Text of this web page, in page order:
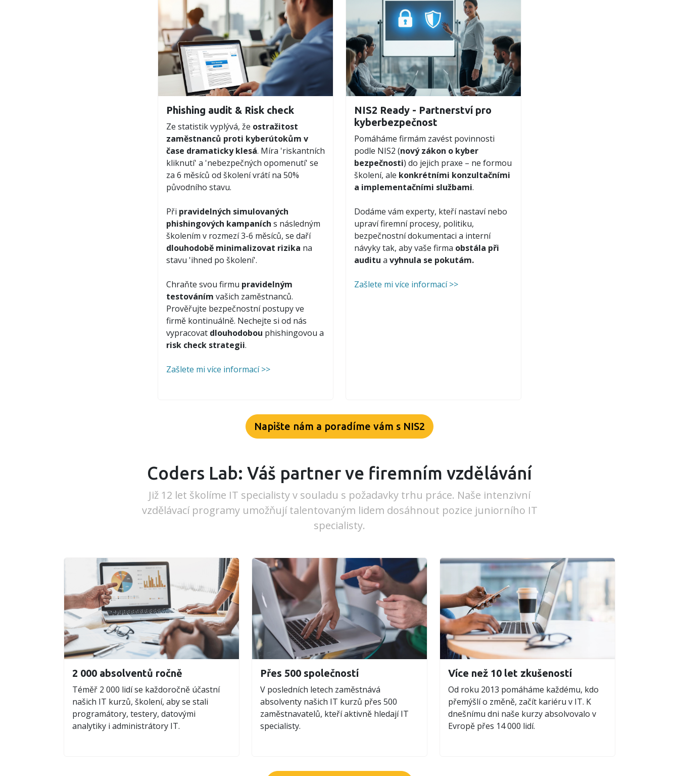
Phishing audit & Risk check
Ze statistik vyplývá, že ostražitost
zaměstnanců proti kyberútokům v
čase dramaticky klesá. Míra 'riskantních
kliknutí' a 'nebezpečných opomenutí' se
za 6 měsíců od školení vrátí na 50%
původního stavu.
Při pravidelných simulovaných
phishingových kampaních s následným
školením v rozmezí 3-6 měsíců, se daří
dlouhodobě minimalizovat rizika na
stavu 'ihned po školení'.
Chraňte svou firmu pravidelným
testováním vašich zaměstnanců.
Prověřujte bezpečnostní postupy ve
firmě kontinuálně. Nechejte si od nás
vypracovat dlouhodobou phishingovou a
risk check strategii.
Zašlete mi více informací >>
NIS2 Ready - Partnerství pro
kyberbezpečnost
Pomáháme firmám zavést povinnosti
podle NIS2 (nový zákon o kyber
bezpečnosti) do jejich praxe – ne formou
školení, ale konkrétními konzultačními
a implementačními službami.
Dodáme vám experty, kteří nastaví nebo
upraví firemní procesy, politiku,
bezpečnostní dokumentaci a interní
návyky tak, aby vaše firma obstála při
auditu a vyhnula se pokutám.
Zašlete mi více informací >>
Napište nám a poradíme vám s NIS2
Coders Lab: Váš partner ve firemním vzdělávání
Již 12 let školíme IT specialisty v souladu s požadavky trhu práce. Naše intenzivní
vzdělávací programy umožňují talentovaným lidem dosáhnout pozice juniorního IT
specialisty.
2 000 absolventů ročně
Téměř 2 000 lidí se každoročně účastní
našich IT kurzů, školení, aby se stali
programátory, testery, datovými
analytiky i administrátory IT.
Přes 500 společností
V posledních letech zaměstnává
absolventy našich IT kurzů přes 500
zaměstnavatelů, kteří aktivně hledají IT
specialisty.
Více než 10 let zkušeností
Od roku 2013 pomáháme každému, kdo
přemýšlí o změně, začít kariéru v IT. K
dnešnímu dni naše kurzy absolvovalo v
Evropě přes 14 000 lidí.